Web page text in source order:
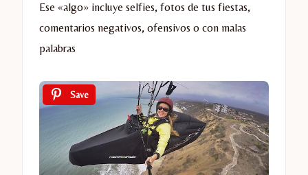
Ese «algo» incluye selfies, fotos de tus fiestas,
comentarios negativos, ofensivos o con malas
palabras
Save